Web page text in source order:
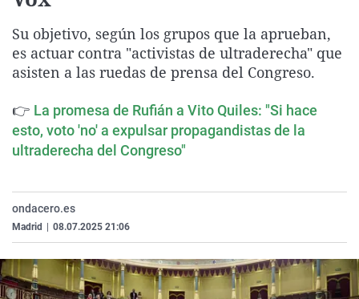
Gente viajera
Como el perro y el
Retornados
Equipo de
Galicia
La Rioja
País Vasco
Televisión
Elecciones
Su objetivo, según los grupos que la aprueban,
es actuar contra "activistas de ultraderecha" que
asisten a las ruedas de prensa del Congreso.
👉 La promesa de Rufián a Vito Quiles: "Si hace
esto, voto 'no' a expulsar propagandistas de la
ultraderecha del Congreso"
ondacero.es
Madrid 08.07.2025 21:06